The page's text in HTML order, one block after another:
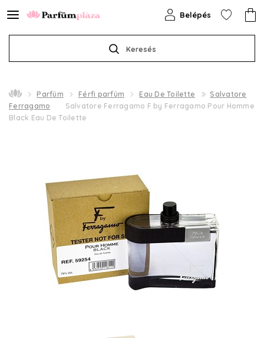
Keresés
Belépés
Parfüm Férfi parfüm Eau De Toilette
Salvatore
Ferragamo
Salvatore Ferragamo F by Ferragamo Pour Homme
Black Eau De Toilette